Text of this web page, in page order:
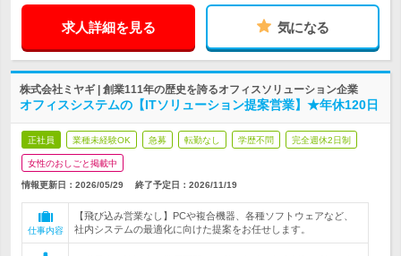
求人詳細を見る 気になる
株式会社ミヤギ | 創業111年の歴史を誇るオフィスソリューション企業
オフィスシステムの【ITソリューション提案営業】★年休120日
正社員 業種未経験OK 急募 転勤なし 学歴不問 完全週休2日制
女性のおしごと掲載中
情報更新日：2026/05/29 終了予定日： 2026/11/19
仕事内容
【飛び込み営業なし】PCや複合機器、各種ソフトウェアなど、
社内システムの最適化に向けた提案をお任せします。